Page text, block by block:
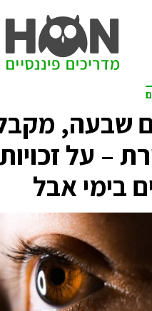
שבעה,
– על זכויות
בימי אבל